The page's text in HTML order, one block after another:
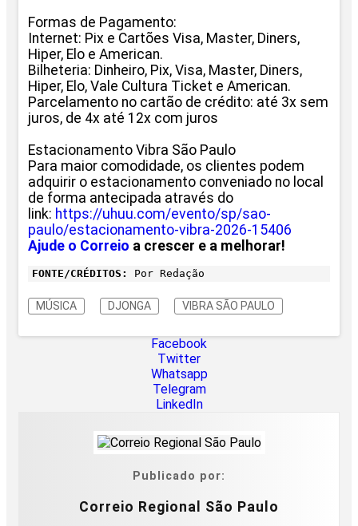
Formas de Pagamento:
Internet: Pix e Cartões Visa, Master, Diners,
Hiper, Elo e American.
Bilheteria: Dinheiro, Pix, Visa, Master, Diners,
Hiper, Elo, Vale Cultura Ticket e American.
Parcelamento no cartão de crédito: até 3x sem
juros, de 4x até 12x com juros
Estacionamento Vibra São Paulo
Para maior comodidade, os clientes podem
adquirir o estacionamento conveniado no local
de forma antecipada através do
link: https://uhuu.com/evento/sp/sao-
paulo/estacionamento-vibra-2026-15406
Ajude o Correio a crescer e a melhorar!
FONTE/CRÉDITOS: Por Redação
MÚSICA DJONGA VIBRA SÃO PAULO
Facebook
Twitter
Whatsapp
Telegram
LinkedIn
Publicado por:
Correio Regional São Paulo